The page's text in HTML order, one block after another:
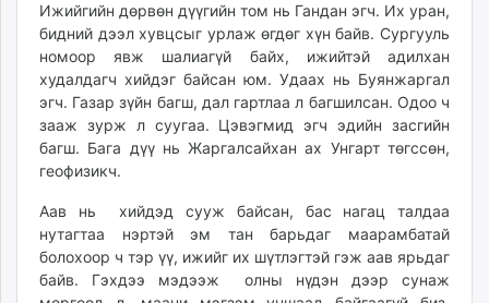
Ижийгийн дөрвөн дүүгийн том нь Гандан эгч. Их уран,
бидний дээл хувцсыг урлаж өгдөг хүн байв. Сургууль
номоор явж шалиагүй байх, ижийтэй адилхан
худалдагч хийдэг байсан юм. Удаах нь Буянжаргал
эгч. Газар зүйн багш, дал гартлаа л багшилсан. Одоо ч
зааж зурж л суугаа. Цэвэгмид эгч эдийн засгийн
багш. Бага дүү нь Жаргалсайхан ах Унгарт төгссөн,
геофизикч.
Аав нь хийдэд сууж байсан, бас нагац талдаа
нутагтаа нэртэй эм тан барьдаг маарамбатай
болохоор ч тэр үү, ижийг их шүтлэгтэй гэж аав ярьдаг
байв. Гэхдээ мэдээж олны нүдэн дээр сунаж